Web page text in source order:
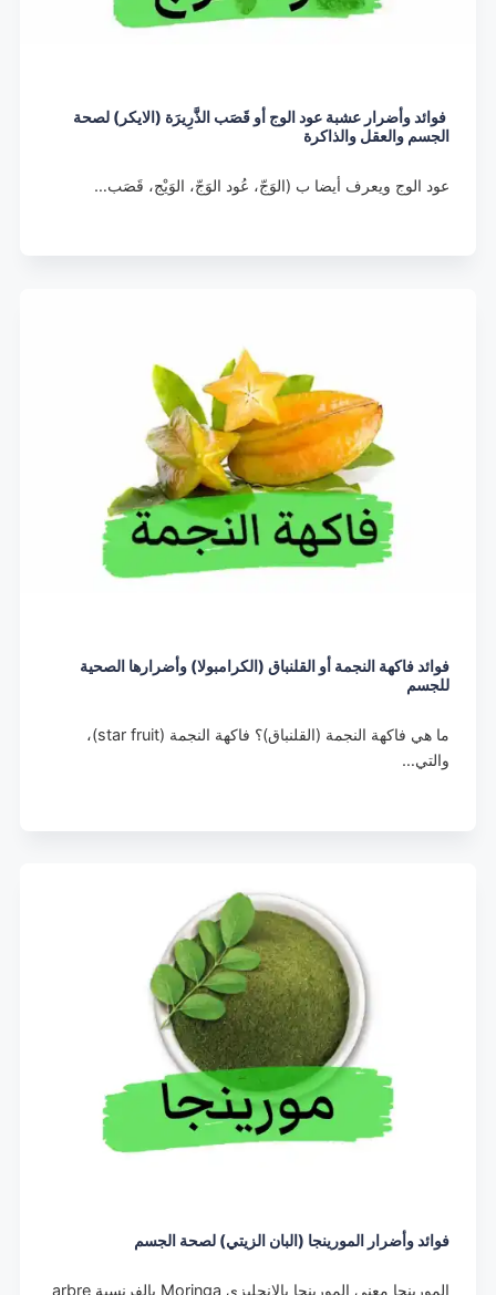
فوائد وأضرار عشبة عود الوج أو قَصَب الذَّرِيرَة (الايكر) لصحة
الجسم والعقل والذاكرة
عود الوج ويعرف أيضا ب (الوَجّ، عُود الوَجّ، الوَيْج، قَصَب…
فوائد فاكهة النجمة أو القلنباق (الكرامبولا) وأضرارها الصحية
للجسم
ما هي فاكهة النجمة (القلنباق)؟ فاكهة النجمة (star fruit)،
والتي…
فوائد وأضرار المورينجا (البان الزيتي) لصحة الجسم
المورينجا معنى المورينجا بالإنجليزي Moringa بالفرنسية arbre